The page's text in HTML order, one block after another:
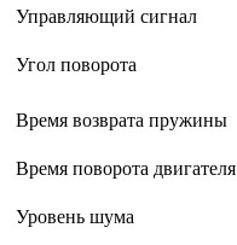
Управляющий сигнал
Угол поворота
Время возврата пружины
Время поворота двигателя
Уровень шума